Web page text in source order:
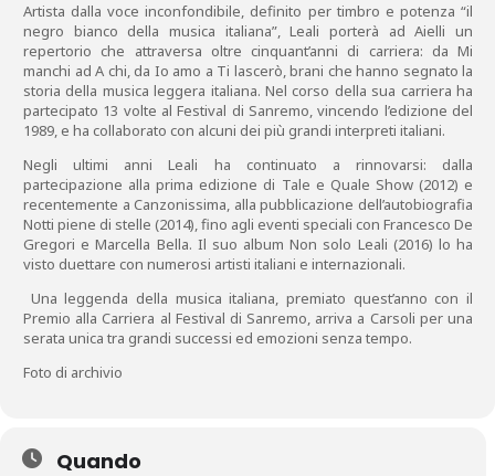
Artista dalla voce inconfondibile, definito per timbro e potenza “il
negro bianco della musica italiana”, Leali porterà ad Aielli un
repertorio che attraversa oltre cinquant’anni di carriera: da Mi
manchi ad A chi, da Io amo a Ti lascerò, brani che hanno segnato la
storia della musica leggera italiana. Nel corso della sua carriera ha
partecipato 13 volte al Festival di Sanremo, vincendo l’edizione del
1989, e ha collaborato con alcuni dei più grandi interpreti italiani.
Negli ultimi anni Leali ha continuato a rinnovarsi: dalla
partecipazione alla prima edizione di Tale e Quale Show (2012) e
recentemente a Canzonissima, alla pubblicazione dell’autobiografia
Notti piene di stelle (2014), fino agli eventi speciali con Francesco De
Gregori e Marcella Bella. Il suo album Non solo Leali (2016) lo ha
visto duettare con numerosi artisti italiani e internazionali.
Una leggenda della musica italiana, premiato quest’anno con il
Premio alla Carriera al Festival di Sanremo, arriva a Carsoli per una
serata unica tra grandi successi ed emozioni senza tempo.
Foto di archivio
Quando